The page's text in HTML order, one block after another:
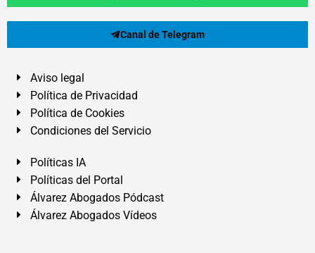
Canal de Telegram
Aviso legal
Política de Privacidad
Política de Cookies
Condiciones del Servicio
Políticas IA
Políticas del Portal
Álvarez Abogados Pódcast
Álvarez Abogados Vídeos